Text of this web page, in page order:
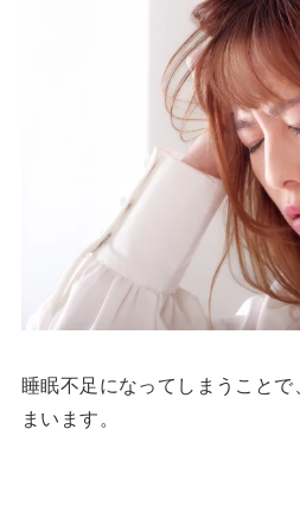
睡眠不足になってしまうこと
まいます。